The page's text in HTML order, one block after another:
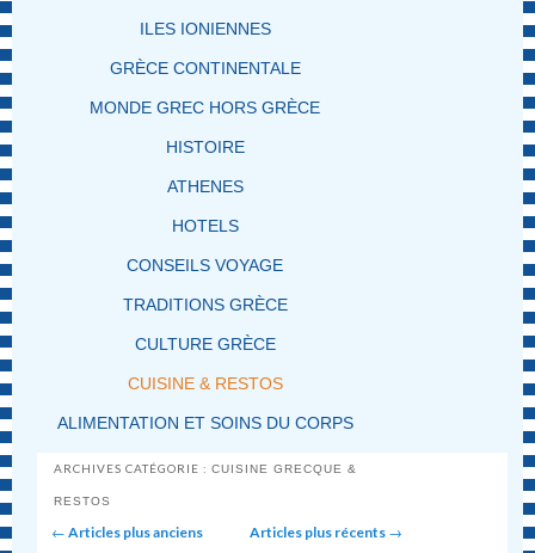
ILES IONIENNES
GRÈCE CONTINENTALE
MONDE GREC HORS GRÈCE
HISTOIRE
ATHENES
HOTELS
CONSEILS VOYAGE
TRADITIONS GRÈCE
CULTURE GRÈCE
CUISINE & RESTOS
ALIMENTATION ET SOINS DU CORPS
ARCHIVES CATÉGORIE :CUISINE GRECQUE &
RESTOS
Post navigation
← Articles plus anciens Articles plus récents →